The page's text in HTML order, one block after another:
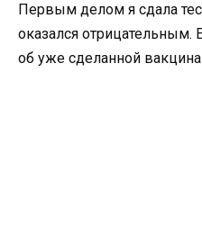
Первым делом я сдала
оказался
об уже сделанной